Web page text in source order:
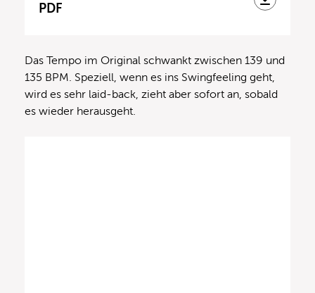
PDF
Das Tempo im Original schwankt zwischen 139 und
135 BPM. Speziell, wenn es ins Swingfeeling geht,
wird es sehr laid-back, zieht aber sofort an, sobald
es wieder herausgeht.